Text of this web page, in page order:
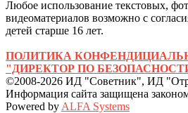
Любое использование текстовых,
видеоматериалов возможно с
детей старше 16 лет.
ПОЛИТИКА
"ДИРЕКТОР ПО
©2008-2026 ИД "Советник", ИД
Информация сайта защищена
Powered by ALFA Systems